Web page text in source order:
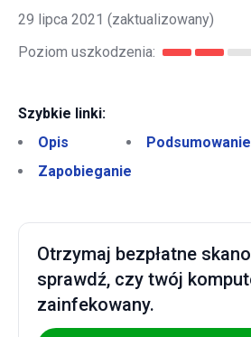
29 lipca 2021 (zaktualizowany)
Poziom uszkodzenia:
Szybkie linki:
Opis
Podsumowanie
Zapobieganie
Otrzymaj bezpłatne
sprawdź, czy twój
zainfekowany.